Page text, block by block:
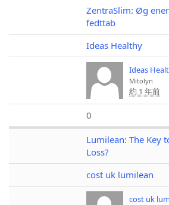
ZentraSlim: Øg
fedttab
Ideas Healthy
Ideas
Mitolyn
約 1 年前
0
Lumilean: The Key
Loss?
cost uk lumilean
cost uk